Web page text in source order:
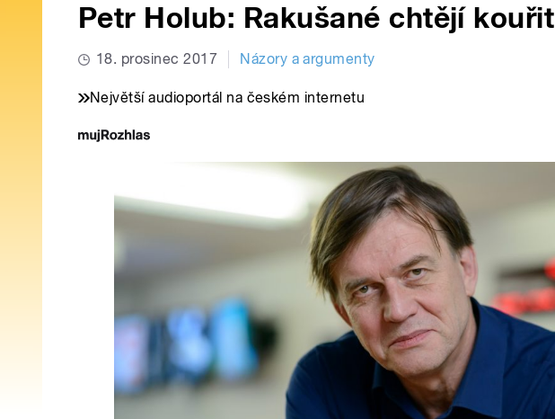
Petr Holub: Rakušané chtějí kouřit
18. prosinec 2017 Názory a argumenty
Největší audioportál na českém internetu